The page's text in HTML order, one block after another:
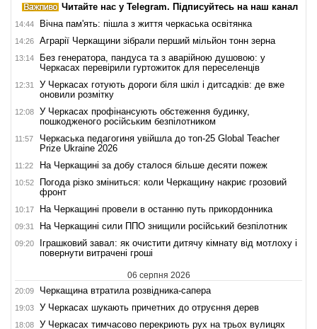
Читайте нас у Telegram. Підписуйтесь на наш канал
14:44 Вічна пам'ять: пішла з життя черкаська освітянка
14:26 Аграрії Черкащини зібрали перший мільйон тонн зерна
13:14
Без генератора, пандуса та з аварійною душовою: у
Черкасах перевірили гуртожиток для переселенців
12:31
У Черкасах готують дороги біля шкіл і дитсадків: де вже
оновили розмітку
12:08
У Черкасах профінансують обстеження будинку,
пошкодженого російським безпілотником
11:57
Черкаська педагогиня увійшла до топ-25 Global Teacher
Prize Ukraine 2026
11:22 На Черкащині за добу сталося більше десяти пожеж
10:52
Погода різко зміниться: коли Черкащину накриє грозовий
фронт
10:17 На Черкащині провели в останню путь прикордонника
09:31 На Черкащині сили ППО знищили російський безпілотник
09:20
Іграшковий завал: як очистити дитячу кімнату від мотлоху і
повернути витрачені гроші
06 серпня 2026
20:09 Черкащина втратила розвідника-сапера
19:03 У Черкасах шукають причетних до отруєння дерев
18:08
У Черкасах тимчасово перекриють рух на трьох вулицях